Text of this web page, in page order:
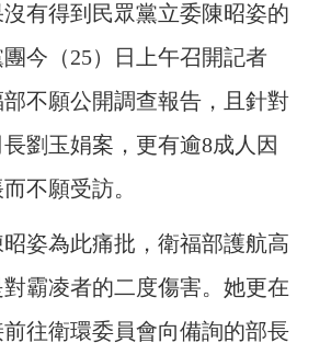
有得到民眾黨立委陳昭姿的
今（25）日上午召開記者
不願公開調查報告，且針對
劉玉娟案，更有逾8成人因
不願受訪。
姿為此痛批，衛福部護航高
霸凌者的二度傷害。她更在
往衛環委員會向備詢的部長